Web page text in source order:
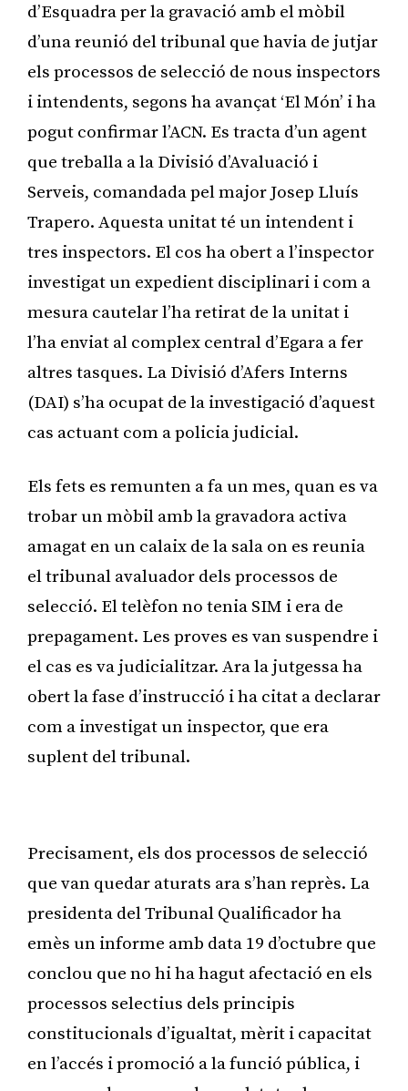
d’Esquadra per la gravació amb el mòbil
d’una reunió del tribunal que havia de jutjar
els processos de selecció de nous inspectors
i intendents, segons ha avançat ‘El Món’ i ha
pogut confirmar l’ACN. Es tracta d’un agent
que treballa a la Divisió d’Avaluació i
Serveis, comandada pel major Josep Lluís
Trapero. Aquesta unitat té un intendent i
tres inspectors. El cos ha obert a l’inspector
investigat un expedient disciplinari i com a
mesura cautelar l’ha retirat de la unitat i
l’ha enviat al complex central d’Egara a fer
altres tasques. La Divisió d’Afers Interns
(DAI) s’ha ocupat de la investigació d’aquest
cas actuant com a policia judicial.
Els fets es remunten a fa un mes, quan es va
trobar un mòbil amb la gravadora activa
amagat en un calaix de la sala on es reunia
el tribunal avaluador dels processos de
selecció. El telèfon no tenia SIM i era de
prepagament. Les proves es van suspendre i
el cas es va judicialitzar. Ara la jutgessa ha
obert la fase d’instrucció i ha citat a declarar
com a investigat un inspector, que era
suplent del tribunal.
Precisament, els dos processos de selecció
que van quedar aturats ara s’han reprès. La
presidenta del Tribunal Qualificador ha
emès un informe amb data 19 d’octubre que
conclou que no hi ha hagut afectació en els
processos selectius dels principis
constitucionals d’igualtat, mèrit i capacitat
en l’accés i promoció a la funció pública, i